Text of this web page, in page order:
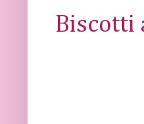
Biscotti